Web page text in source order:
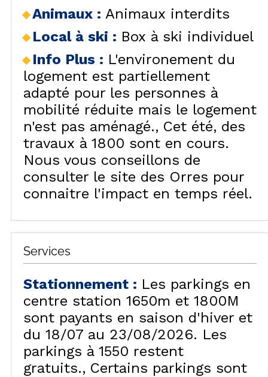
Animaux : Animaux interdits
Local à ski : Box à ski individuel
Info Plus : L'environement du
logement est partiellement
adapté pour les personnes à
mobilité réduite mais le logement
n'est pas aménagé.
Cet été, des
travaux à 1800 sont en cours.
Nous vous conseillons de
consulter le site des Orres pour
connaitre l'impact en temps réel.
Services
Stationnement : Les parkings en
centre station 1650m et 1800M
sont payants en saison d'hiver et
du 18/07 au 23/08/2026. Les
parkings à 1550 restent
gratuits.
Certains parkings sont